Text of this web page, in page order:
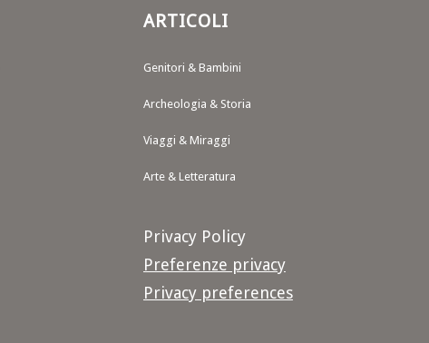
ARTICOLI
Genitori & Bambini
Archeologia & Storia
Viaggi & Miraggi
Arte & Letteratura
Privacy Policy
Preferenze privacy
Privacy preferences